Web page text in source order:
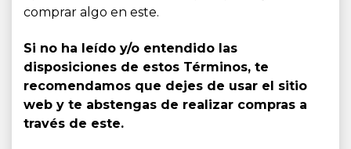
comprar algo en este.
Si no ha leído y/o entendido las
disposiciones de estos Términos, te
recomendamos que dejes de usar el sitio
web y te abstengas de realizar compras a
través de este.